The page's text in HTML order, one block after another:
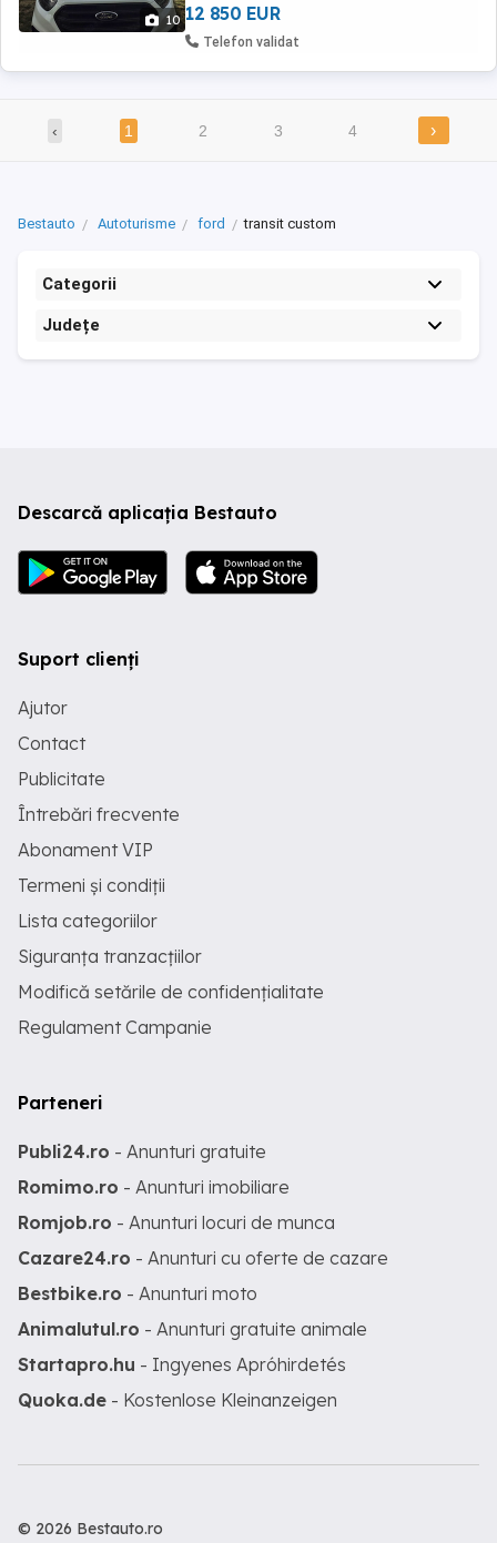
10 12 850 EUR
Telefon validat
‹ 1 2 3 4 ›
Bestauto Autoturisme ford transit custom
Categorii
Județe
Descarcă aplicația Bestauto
Suport clienți
Ajutor
Contact
Publicitate
Întrebări frecvente
Abonament VIP
Termeni și condiții
Lista categoriilor
Siguranța tranzacțiilor
Modifică setările de confidențialitate
Regulament Campanie
Parteneri
Publi24.ro - Anunturi gratuite
Romimo.ro - Anunturi imobiliare
Romjob.ro - Anunturi locuri de munca
Cazare24.ro - Anunturi cu oferte de cazare
Bestbike.ro - Anunturi moto
Animalutul.ro - Anunturi gratuite animale
Startapro.hu - Ingyenes Apróhirdetés
Quoka.de - Kostenlose Kleinanzeigen
© 2026 Bestauto.ro